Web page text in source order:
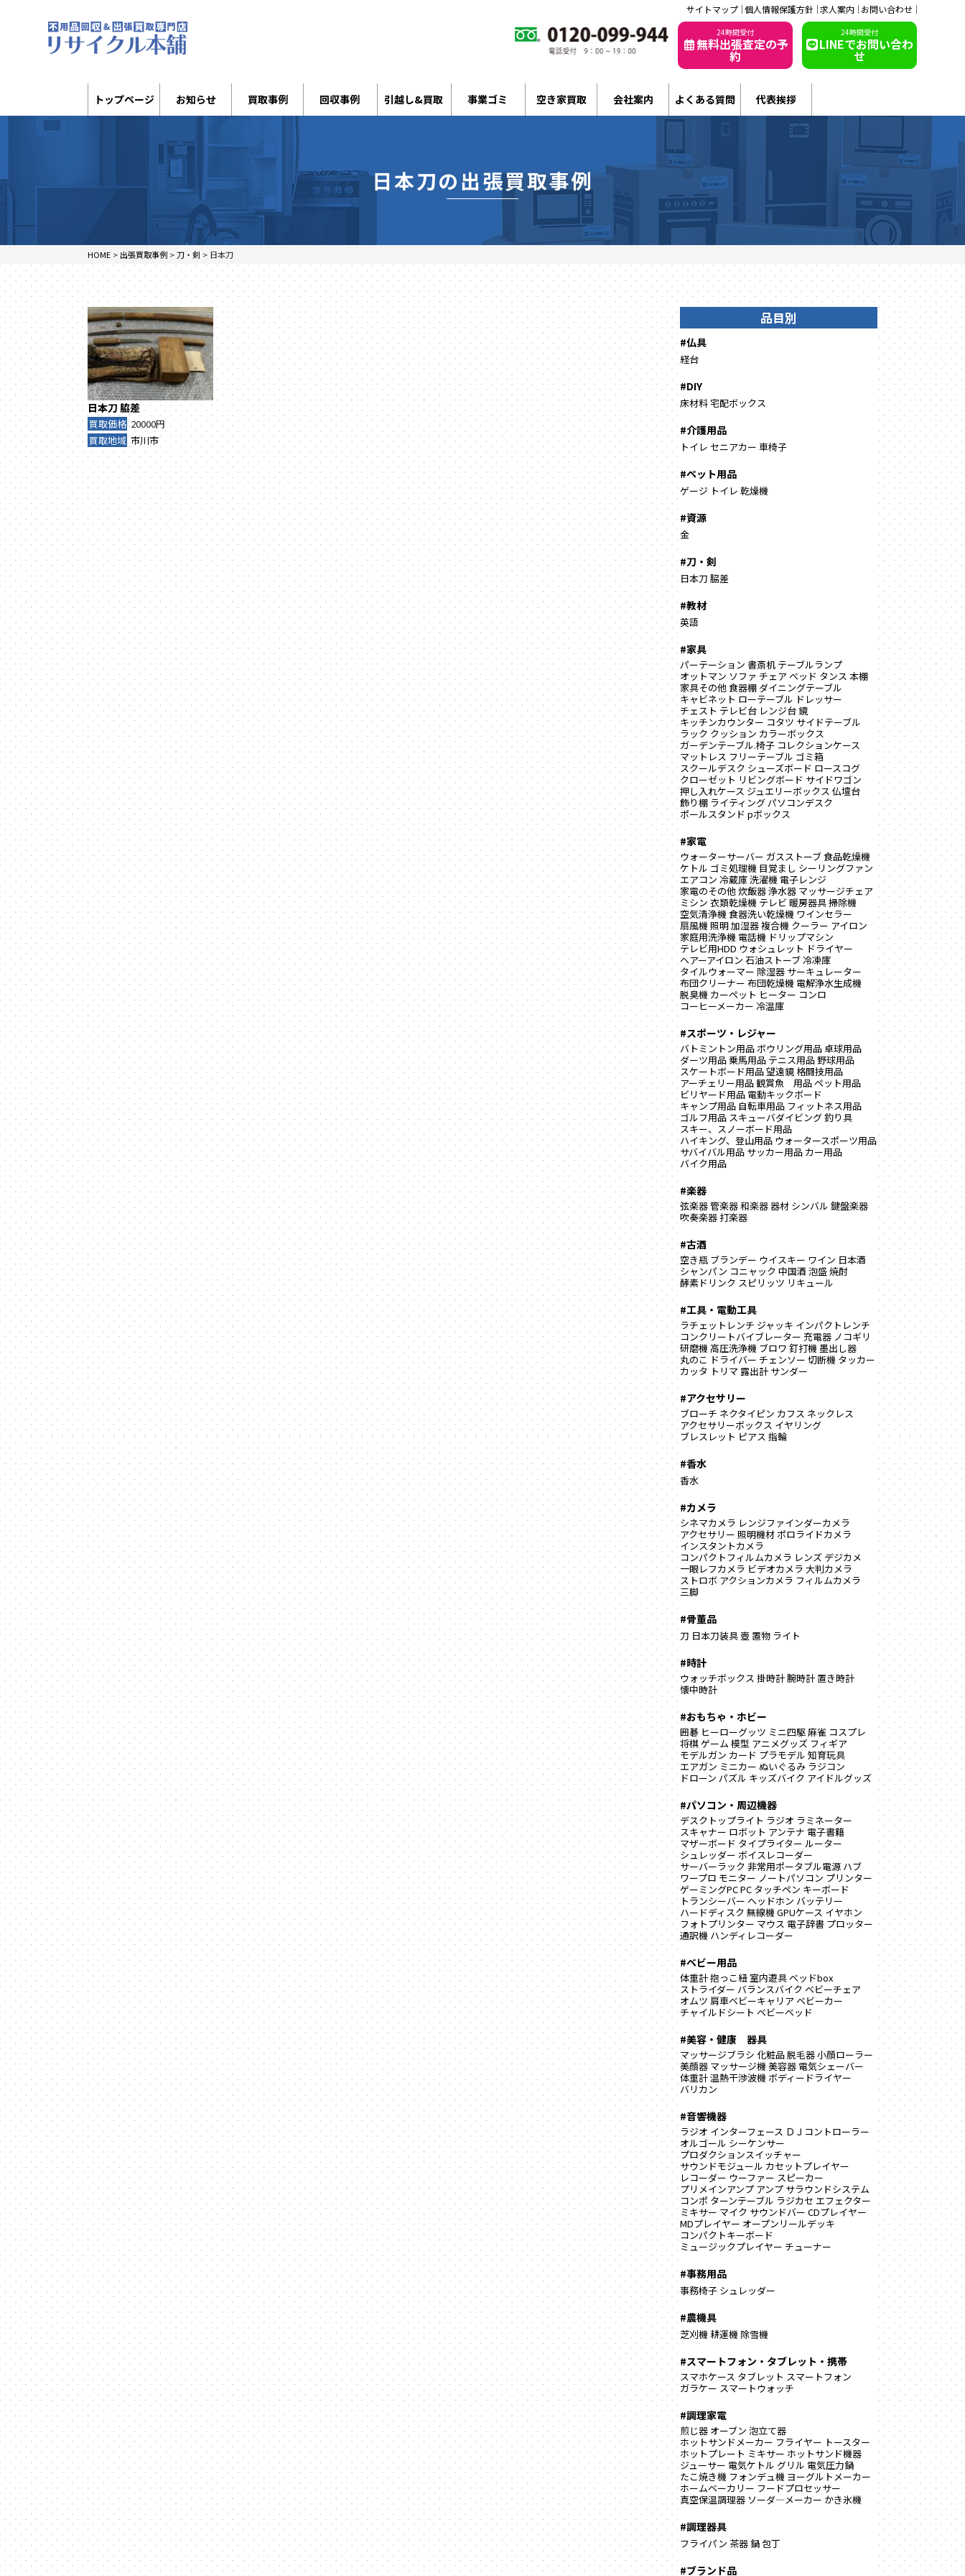
サイトマップ 個人情報保護方針 求人案内 お問い合わせ
24時間受付
無料出張査定の予
約
24時間受付
LINEでお問い合わ
せ
トップページ お知らせ 買取事例 回収事例 引越し&買取 事業ゴミ 空き家買取 会社案内 よくある質問 代表挨拶
日本刀の出張買取事例
HOME > 出張買取事例 >刀・剣 > 日本刀
日本刀 脇差
買取価格 20000円
買取地域 市川市
品目別
#仏具
経台
#DIY
床材料宅配ボックス
#介護用品
トイレ セニアカー 車椅子
#ペット用品
ゲージ トイレ 乾燥機
#資源
金
#刀・剣
日本刀 脇差
#教材
英語
#家具
パーテーション 書斎机 テーブルランプ
オットマン ソファ チェア ベッド タンス 本棚
家具その他食器棚 ダイニングテーブル
キャビネット ローテーブル ドレッサー
チェスト テレビ台 レンジ台鏡
キッチンカウンター コタツ サイドテーブル
ラック クッション カラーボックス
ガーデンテーブル.椅子 コレクションケース
マットレス フリーテーブル ゴミ箱
スクールデスク シューズボード ロースコグ
クローゼット リビングボード サイドワゴン
押し入れケース ジュエリーボックス 仏壇台
飾り棚 ライティングパソコンデスク
ポールスタンド pボックス
#家電
ウォーターサーバー ガスストーブ食品乾燥機
ケトル ゴミ処理機 目覚まし シーリングファン
エアコン 冷蔵庫洗濯機 電子レンジ
家電のその他炊飯器浄水器 マッサージチェア
ミシン 衣類乾燥機 テレビ 暖房器具掃除機
空気清浄機食器洗い乾燥機 ワインセラー
扇風機照明加湿器複合機 クーラー アイロン
家庭用洗浄機 電話機 ドリップマシン
テレビ用HDD ウォシュレット ドライヤー
ヘアーアイロン 石油ストーブ冷凍庫
タイルウォーマー 除湿器 サーキュレーター
布団クリーナー 布団乾燥機 電解浄水生成機
脱臭機 カーペット ヒーター コンロ
コーヒーメーカー 冷温庫
#スポーツ・レジャー
バトミントン用品 ボウリング用品卓球用品
ダーツ用品乗馬用品 テニス用品野球用品
スケートボード用品望遠鏡 格闘技用品
アーチェリー用品 観賞魚 用品ペット用品
ビリヤード用品 電動キックボード
キャンプ用品 自転車用品 フィットネス用品
ゴルフ用品 スキューバダイビング釣り具
スキー、スノーボード用品
ハイキング、登山用品 ウォータースポーツ用品
サバイバル用品 サッカー用品 カー用品
バイク用品
#楽器
弦楽器管楽器和楽器 器材 シンバル 鍵盤楽器
吹奏楽器 打楽器
#古酒
空き瓶 ブランデー ウイスキー ワイン 日本酒
シャンパン コニャック 中国酒 泡盛焼酎
酵素ドリンク スピリッツ リキュール
#工具・電動工具
ラチェットレンチ ジャッキ インパクトレンチ
コンクリートバイブレーター 充電器 ノコギリ
研磨機 高圧洗浄機 ブロワ 釘打機墨出し器
丸のこ ドライバー チェンソー 切断機 タッカー
カッタ トリマ 露出計 サンダー
#アクセサリー
ブローチ ネクタイピン カフス ネックレス
アクセサリーボックス イヤリング
ブレスレット ピアス 指輪
#香水
香水
#カメラ
シネマカメラ レンジファインダーカメラ
アクセサリー 照明機材 ポロライドカメラ
インスタントカメラ
コンパクトフィルムカメラ レンズ デジカメ
一眼レフカメラ ビデオカメラ 大判カメラ
ストロボ アクションカメラ フィルムカメラ
三脚
#骨董品
刀 日本刀装具壺 置物 ライト
#時計
ウォッチボックス 掛時計腕時計 置き時計
懐中時計
#おもちゃ・ホビー
囲碁 ヒーローグッツ ミニ四駆麻雀 コスプレ
将棋ゲーム 模型 アニメグッズ フィギア
モデルガン カード プラモデル 知育玩具
エアガン ミニカー ぬいぐるみ ラジコン
ドローン パズル キッズバイク アイドルグッズ
#パソコン・周辺機器
デスクトップライト ラジオ ラミネーター
スキャナー ロボット アンテナ 電子書籍
マザーボード タイプライター ルーター
シュレッダー ボイスレコーダー
サーバーラック 非常用ポータブル電源 ハブ
ワープロ モニター ノートパソコン プリンター
ゲーミングPCPC タッチペン キーボード
トランシーバー ヘッドホン バッテリー
ハードディスク 無線機GPUケース イヤホン
フォトプリンター マウス 電子辞書 プロッター
通訳機 ハンディレコーダー
#ベビー用品
体重計抱っこ紐室内遊具 ベッドbox
ストライダー バランスバイク ベビーチェア
オムツ 肩車ベビーキャリア ベビーカー
チャイルドシート ベビーベッド
#美容・健康 器具
マッサージブラシ 化粧品脱毛器小顔ローラー
美顔器 マッサージ機美容器 電気シェーバー
体重計温熱干渉波機 ボディードライヤー
バリカン
#音響機器
ラジオ インターフェース ＤＪコントローラー
オルゴール シーケンサー
プロダクションスイッチャー
サウンドモジュール カセットプレイヤー
レコーダー ウーファー スピーカー
プリメインアンプ アンプ サラウンドシステム
コンポ ターンテーブル ラジカセ エフェクター
ミキサー マイク サウンドバー CDプレイヤー
MDプレイヤー オープンリールデッキ
コンパクトキーボード
ミュージックプレイヤー チューナー
#事務用品
事務椅子 シュレッダー
#農機具
芝刈機耕運機 除雪機
#スマートフォン・タブレット・携帯
スマホケース タブレット スマートフォン
ガラケー スマートウォッチ
#調理家電
煎じ器 オーブン 泡立て器
ホットサンドメーカー フライヤー トースター
ホットプレート ミキサー ホットサンド機器
ジューサー 電気ケトル グリル 電気圧力鍋
たこ焼き機 フォンデュ機 ヨーグルトメーカー
ホームベーカリー フードプロセッサー
真空保温調理器 ソーダ―メーカー かき氷機
#調理器具
フライパン 茶器鍋包丁
#ブランド品